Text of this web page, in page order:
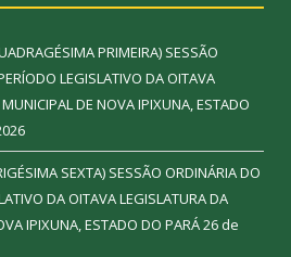
PRIMEIRA) SESSÃO
LEGISLATIVO DA OITAVA
DE NOVA IPIXUNA, ESTADO
SEXTA) SESSÃO ORDINÁRIA DO
DA OITAVA LEGISLATURA DA
IPIXUNA, ESTADO DO PARÁ26 de